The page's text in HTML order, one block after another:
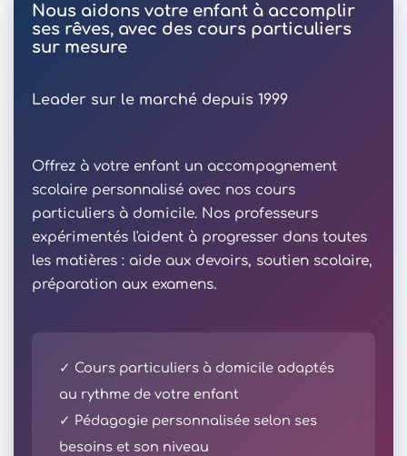
Nous aidons votre enfant à accomplir
ses rêves, avec des cours particuliers
sur mesure
Leader sur le marché depuis 1999
Offrez à votre enfant un accompagnement
scolaire personnalisé avec nos cours
particuliers à domicile. Nos professeurs
expérimentés l'aident à progresser dans toutes
les matières : aide aux devoirs, soutien scolaire,
préparation aux examens.
✓ Cours particuliers à domicile adaptés
au rythme de votre enfant
✓ Pédagogie personnalisée selon ses
besoins et son niveau